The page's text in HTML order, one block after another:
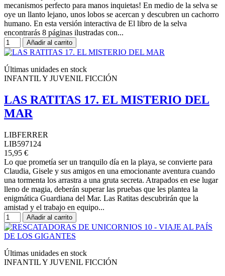
mecanismos perfecto para manos inquietas! En medio de la selva se
oye un llanto lejano, unos lobos se acercan y descubren un cachorro
humano. En esta versión interactiva de El libro de la selva
encontrarás 8 páginas ilustradas con...
Añadir al carrito
Últimas unidades en stock
INFANTIL Y JUVENIL FICCIÓN
LAS RATITAS 17. EL MISTERIO DEL
MAR
LIBFERRER
LIB597124
15,95 €
Lo que prometía ser un tranquilo día en la playa, se convierte para
Claudia, Gisele y sus amigos en una emocionante aventura cuando
una tormenta los arrastra a una gruta secreta. Atrapados en ese lugar
lleno de magia, deberán superar las pruebas que les plantea la
enigmática Guardiana del Mar. Las Ratitas descubrirán que la
amistad y el trabajo en equipo...
Añadir al carrito
Últimas unidades en stock
INFANTIL Y JUVENIL FICCIÓN